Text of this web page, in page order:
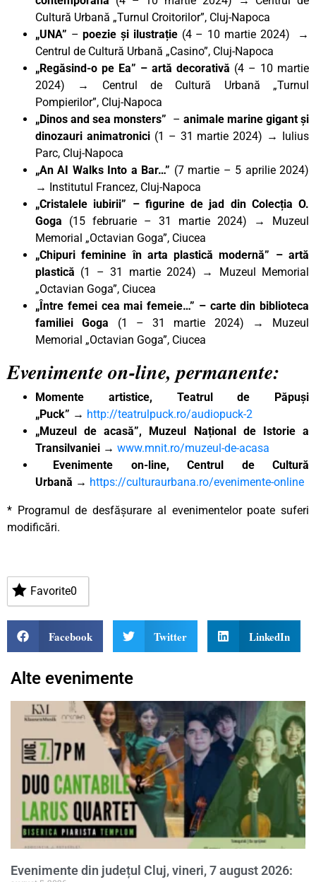
Cultură Urbană „Turnul Croitorilor”, Cluj-Napoca
„UNA” –poezie și ilustrație (4 – 10 martie 2024) →
Centrul de Cultură Urbană „Casino”, Cluj-Napoca
„Regăsind-o pe Ea” – artă decorativă (4 – 10 martie
2024) → Centrul de Cultură Urbană „Turnul
Pompierilor”, Cluj-Napoca
„Dinos and sea monsters” – animale marine gigant și
dinozauri animatronici (1 – 31 martie 2024) → Iulius
Parc, Cluj-Napoca
„An AI Walks Into a Bar…” (7 martie – 5 aprilie 2024)
→ Institutul Francez, Cluj-Napoca
„Cristalele iubirii” – figurine de jad din Colecția O.
Goga (15 februarie – 31 martie 2024) → Muzeul
Memorial „Octavian Goga”, Ciucea
„Chipuri feminine în arta plastică modernă” – artă
plastică (1 – 31 martie 2024) → Muzeul Memorial
„Octavian Goga”, Ciucea
„Între femei cea mai femeie…” – carte din biblioteca
familiei Goga (1 – 31 martie 2024) → Muzeul
Memorial „Octavian Goga”, Ciucea
Evenimente on-line, permanente:
Momente artistice, Teatrul de Păpuși
„Puck” → http://teatrulpuck.ro/audiopuck-2
„Muzeul de acasă”, Muzeul Național de Istorie a
Transilvaniei → www.mnit.ro/muzeul-de-acasa
Evenimente on-line, Centrul de Cultură
Urbană → https://culturaurbana.ro/evenimente-online
* Programul de desfășurare al evenimentelor poate suferi
modificări.
Favorite0
Facebook Twitter LinkedIn
Alte evenimente
Evenimente din județul Cluj, vineri, 7 august 2026: